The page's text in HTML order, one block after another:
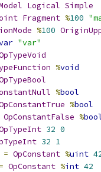
Logical Simple
Fragment %100
%100
"var"
%void
%bool
%bool
OpConstantFalse %
32 0
32 1
= OpConstant %uint
= OpConstant %int 42